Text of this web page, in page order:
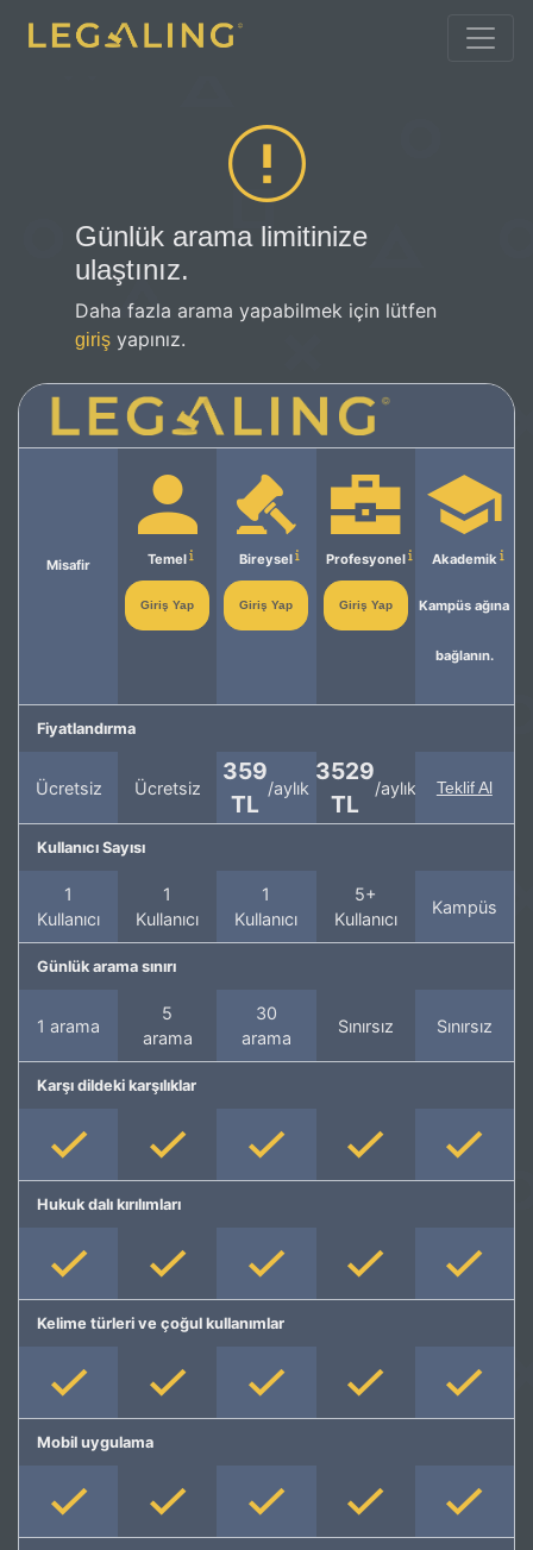
Günlük arama limitinize
ulaştınız.
Daha fazla arama yapabilmek için lütfen
giriş yapınız.
Misafir Temel
Giriş Yap
Bireysel
Giriş Yap
Profesyonel
Giriş Yap
Akademik
Kampüs ağına
bağlanın.
Fiyatlandırma
Ücretsiz Ücretsiz
359
TL
/aylık
3529
TL
/aylık Teklif Al
Kullanıcı Sayısı
1
Kullanıcı
1
Kullanıcı
1
Kullanıcı
5+
Kullanıcı
Kampüs
Günlük arama sınırı
1 arama
5
arama
30
arama
Sınırsız Sınırsız
Karşı dildeki karşılıklar
Hukuk dalı kırılımları
Kelime türleri ve çoğul kullanımlar
Mobil uygulama